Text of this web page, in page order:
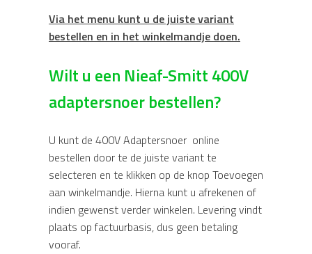
Via het menu kunt u de juiste variant
bestellen en in het winkelmandje doen.
Wilt u een Nieaf-Smitt 400V
adaptersnoer bestellen?
U kunt de 400V Adaptersnoer online
bestellen door te de juiste variant te
selecteren en te klikken op de knop Toevoegen
aan winkelmandje. Hierna kunt u afrekenen of
indien gewenst verder winkelen. Levering vindt
plaats op factuurbasis, dus geen betaling
vooraf.